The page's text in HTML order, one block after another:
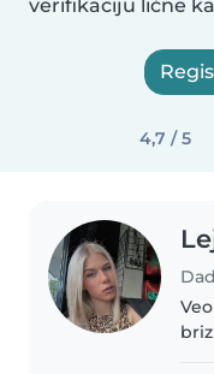
verifikaciju lične
4,7 / 5